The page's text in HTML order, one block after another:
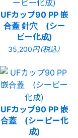
UFカップ90 PP 嵌
合蓋 針穴 (シー
ピー化成)
35,200円（税込）
UFカップ90 PP 嵌
合蓋 (シーピー化
成)